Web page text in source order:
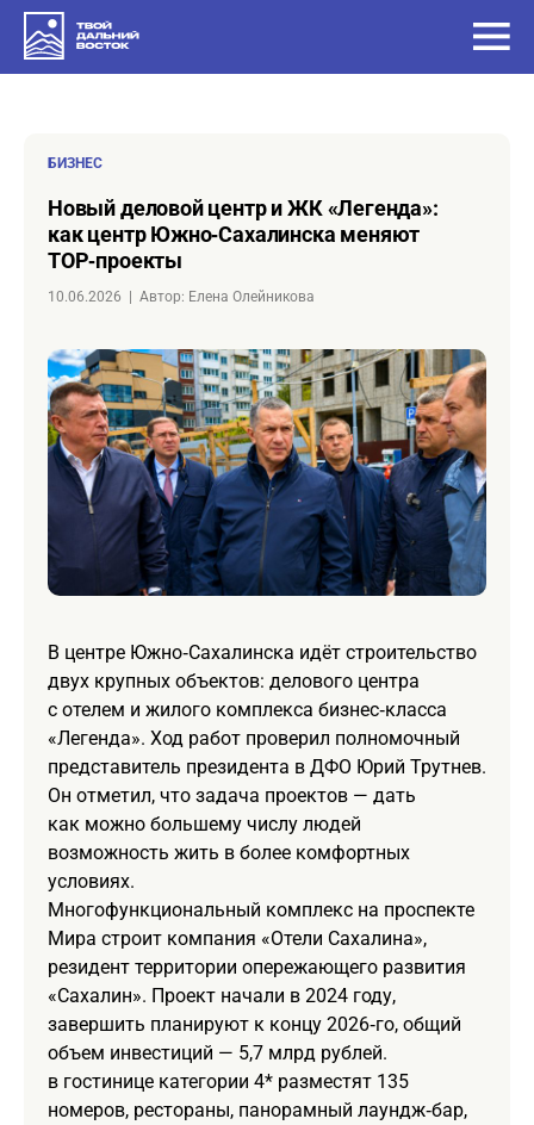
БИЗНЕС
Новый деловой центр и ЖК «Легенда»:
как центр Южно‑Сахалинска меняют
ТОР‑проекты
10.06.2026 Автор: Елена Олейникова
В центре Южно‑Сахалинска идёт строительство
двух крупных объектов: делового центра
с отелем и жилого комплекса бизнес‑класса
«Легенда». Ход работ проверил полномочный
представитель президента в ДФО Юрий Трутнев.
Он отметил, что задача проектов — дать
как можно большему числу людей
возможность жить в более комфортных
условиях.
Многофункциональный комплекс на проспекте
Мира строит компания «Отели Сахалина»,
резидент территории опережающего развития
«Сахалин». Проект начали в 2024 году,
завершить планируют к концу 2026‑го, общий
объем инвестиций — 5,7 млрд рублей.
в гостинице категории 4* разместят 135
номеров, рестораны, панорамный лаундж‑бар,